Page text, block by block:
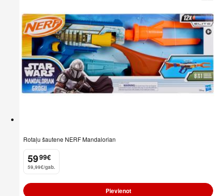
Rotaļu šautene NERF Mandalorian
59
. 99€
59,99€/gab.
Pievienot